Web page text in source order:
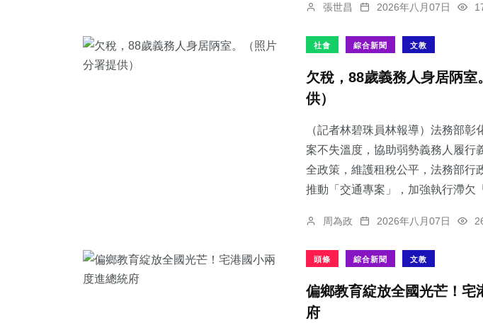
張世昌 2026年八月07日
社會 綜合新聞 文教
欠稅，88歲義務人身居陃室
供）
（記者林碧珠員林報導）法務部彰
案不失溫度，協助弱勢義務人履行
全政策，維護租稅公平，法務部行
推動「交通專案」，加強執行滯欠
周為政 2026年八月07日
頭條 綜合新聞 文教
偏鄉教育綻放全國光芒！宅
府